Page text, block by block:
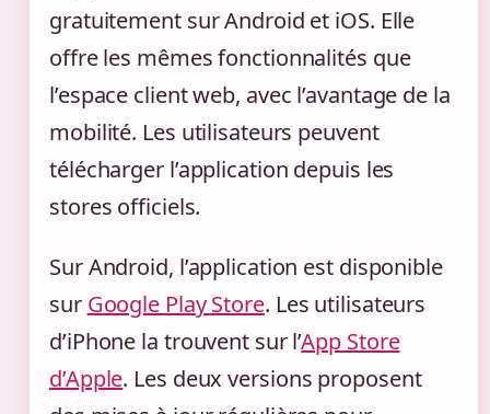
gratuitement sur Android et iOS. Elle
offre les mêmes fonctionnalités que
l’espace client web, avec l’avantage de la
mobilité. Les utilisateurs peuvent
télécharger l’application depuis les
stores officiels.
Sur Android, l’application est disponible
sur Google Play Store. Les utilisateurs
d’iPhone la trouvent sur l’App Store
d’Apple. Les deux versions proposent